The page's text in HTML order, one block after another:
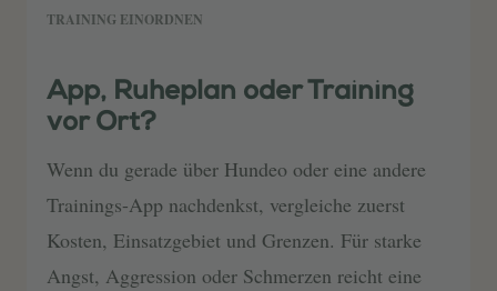
TRAINING EINORDNEN
App, Ruheplan oder Training
vor Ort?
Wenn du gerade über Hundeo oder eine andere
Trainings-App nachdenkst, vergleiche zuerst
Kosten, Einsatzgebiet und Grenzen. Für starke
Angst, Aggression oder Schmerzen reicht eine